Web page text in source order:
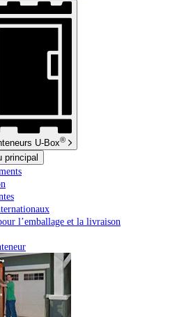
U-Box®
principal
l’emballage et la livraison